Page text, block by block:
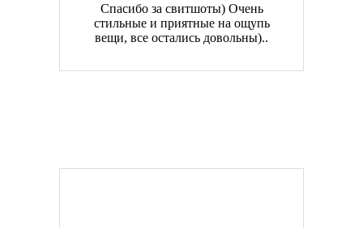
Спасибо за свитшоты) Очень
стильные и приятные на ощупь
вещи, все остались довольны)..